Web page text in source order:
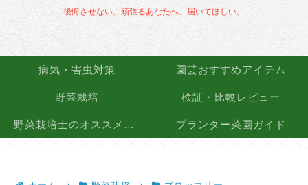
後悔させない。頑張るあなたへ、届いてほしい。
病気・害虫対策 園芸おすすめアイテム
野菜栽培 検証・比較レビュー
野菜栽培士のオススメ品種 プランター菜園ガイド